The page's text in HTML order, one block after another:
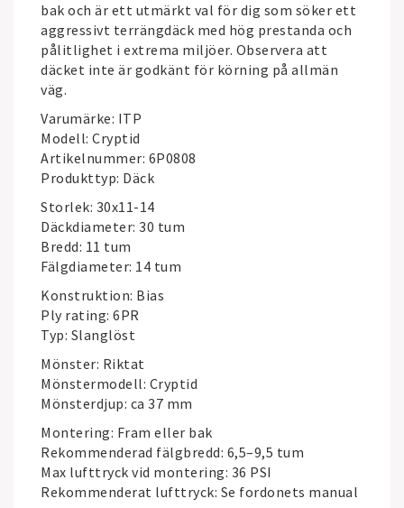
bak och är ett utmärkt val för dig som söker ett
aggressivt terrängdäck med hög prestanda och
pålitlighet i extrema miljöer. Observera att
däcket inte är godkänt för körning på allmän
väg.
Varumärke: ITP
Modell: Cryptid
Artikelnummer: 6P0808
Produkttyp: Däck
Storlek: 30x11-14
Däckdiameter: 30 tum
Bredd: 11 tum
Fälgdiameter: 14 tum
Konstruktion: Bias
Ply rating: 6PR
Typ: Slanglöst
Mönster: Riktat
Mönstermodell: Cryptid
Mönsterdjup: ca 37 mm
Montering: Fram eller bak
Rekommenderad fälgbredd: 6,5–9,5 tum
Max lufttryck vid montering: 36 PSI
Rekommenderat lufttryck: Se fordonets manual